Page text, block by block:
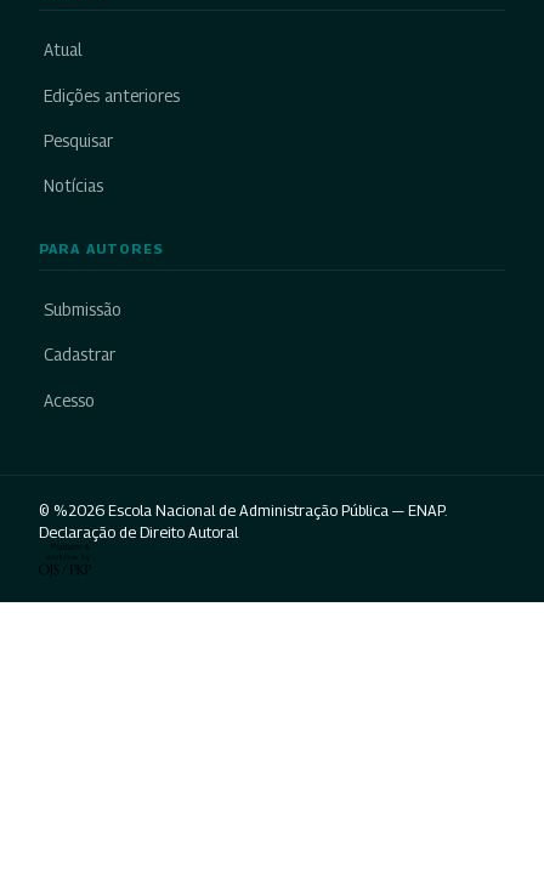
Atual
Edições anteriores
Pesquisar
Notícias
PARA AUTORES
Submissão
Cadastrar
Acesso
© %2026 Escola Nacional de Administração Pública — ENAP.
Declaração de Direito Autoral